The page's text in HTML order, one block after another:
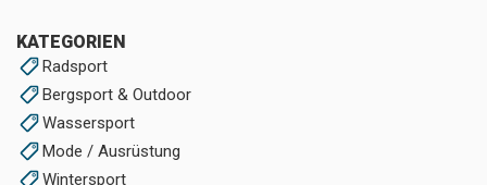
KATEGORIEN
Radsport
Bergsport & Outdoor
Wassersport
Mode / Ausrüstung
Wintersport